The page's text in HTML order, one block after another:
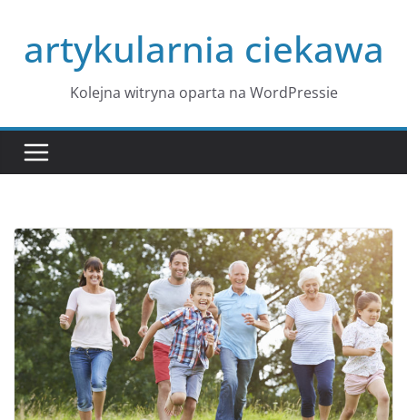
treściartykularnia ciekawa
Kolejna witryna oparta na WordPressie